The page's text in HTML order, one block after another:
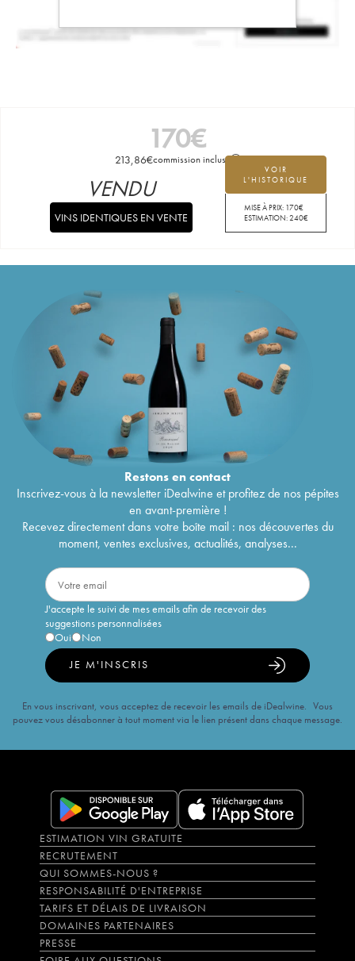
170€
213,86€commission incluse
VOIR
L'HISTORIQUE
MISE À PRIX: 170€
ESTIMATION:240€
VENDU
VINS IDENTIQUES EN VENTE
Restons encontact
Inscrivez-vous à la newsletter iDealwine et profitez de nos pépites
en avant-première !
Recevez directement dans votre boîte mail : nos découvertes du
moment, ventes exclusives, actualités, analyses...
J'accepte le suivi de mes emails afin de recevoir des
suggestions personnalisées
Oui
Non
JE M'INSCRIS
En vous inscrivant, vous acceptez de recevoir les emails de iDealwine. Vous
pouvez vous désabonner à tout moment via le lien présent dans chaque message.
ESTIMATION VIN GRATUITE
RECRUTEMENT
QUI SOMMES-NOUS ?
RESPONSABILITÉ D'ENTREPRISE
TARIFS ET DÉLAIS DE LIVRAISON
DOMAINES PARTENAIRES
PRESSE